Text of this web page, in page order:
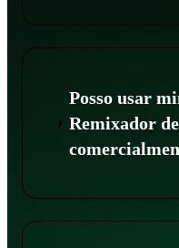
Posso usar
Remixador